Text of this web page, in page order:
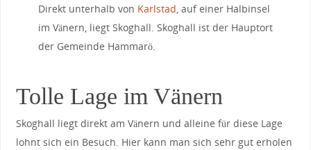
Direkt unterhalb von Karlstad, auf einer Halbinsel
im Vänern, liegt Skoghall. Skoghall ist der Hauptort
der Gemeinde Hammarö.
Tolle Lage im Vänern
Skoghall liegt direkt am Vänern und alleine für diese Lage
lohnt sich ein Besuch. Hier kann man sich sehr gut erholen